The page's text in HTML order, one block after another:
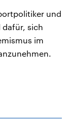
und
dafür, sich
im